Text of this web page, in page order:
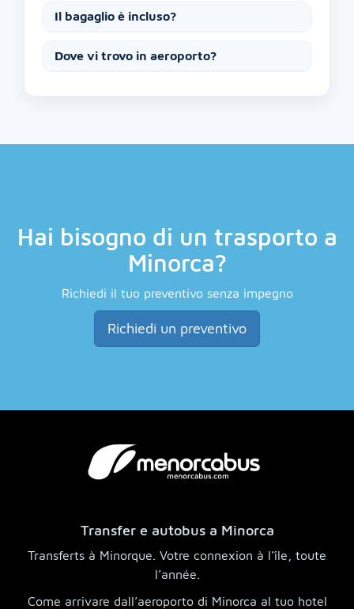
Il bagaglio è incluso?
Dove vi trovo in aeroporto?
Hai bisogno di un trasporto a
Minorca?
Richiedi il tuo preventivo senza impegno
Richiedi un preventivo
Transfer e autobus a Minorca
Transferts à Minorque. Votre connexion à l’île, toute
l’année.
Come arrivare dall’aeroporto di Minorca al tuo hotel